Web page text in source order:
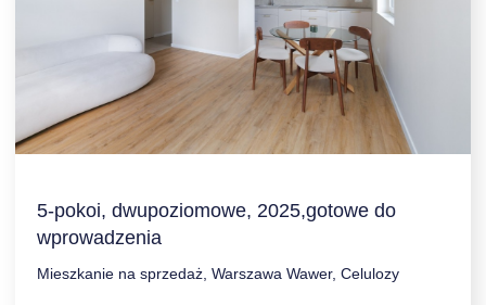
5-pokoi, dwupoziomowe, 2025,gotowe do
wprowadzenia
Mieszkanie na sprzedaż, Warszawa Wawer, Celulozy